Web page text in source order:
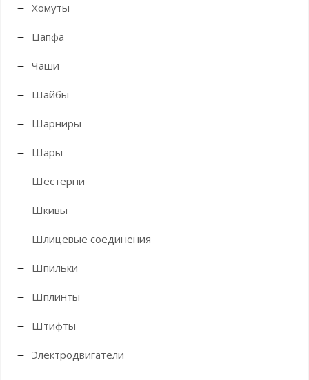
Хомуты
Цапфа
Чаши
Шайбы
Шарниры
Шары
Шестерни
Шкивы
Шлицевые соединения
Шпильки
Шплинты
Штифты
Электродвигатели